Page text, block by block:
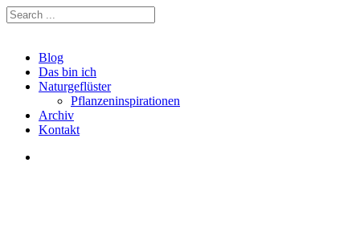
Blog
Das bin ich
Naturgeflüster
Pflanzeninspirationen
Archiv
Kontakt